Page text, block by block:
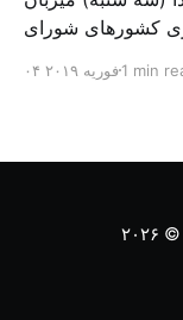
کشورهای شورای
در این کنفرانس
۰۴ فوریه ۲۰۱۹1 min
© ۲۰۲۶